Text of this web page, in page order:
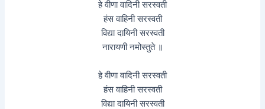
हे वीणा वादिनी सरस्वती
हंस वाहिनी सरस्वती
विद्या दायिनी सरस्वती
नारायणी नमोस्तुते ॥
हे वीणा वादिनी सरस्वती
हंस वाहिनी सरस्वती
विद्या दायिनी सरस्वती